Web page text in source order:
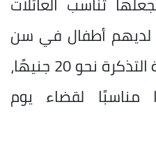
لديهم أطفال في سن
صغير، وتبلغ تكلفة التذكرة نحو 20 جنيهًا،
مناسبًا لقضاء يوم